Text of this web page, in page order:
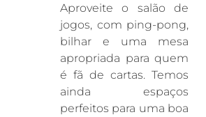
Aproveite o salão de
jogos, com ping-pong,
bilhar e uma mesa
apropriada para quem
é fã de cartas. Temos
ainda espaços
perfeitos para uma boa